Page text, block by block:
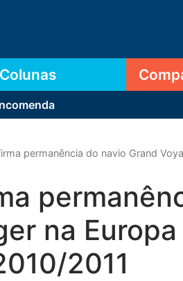
Colunas
permanência do navio Grand
na
2011